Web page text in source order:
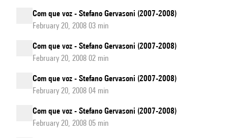
Com que voz - Stefano Gervasoni (2007-2008)
February 20, 2008 03 min
Com que voz - Stefano Gervasoni (2007-2008)
February 20, 2008 02 min
Com que voz - Stefano Gervasoni (2007-2008)
February 20, 2008 04 min
Com que voz - Stefano Gervasoni (2007-2008)
February 20, 2008 05 min